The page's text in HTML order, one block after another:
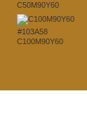
C50M90Y60
#103A58
C100M90Y60